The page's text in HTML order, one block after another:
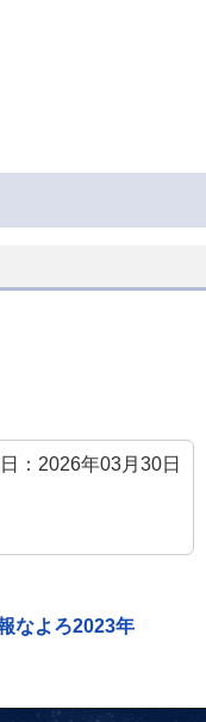
：2026年03月30日
なよろ2023年